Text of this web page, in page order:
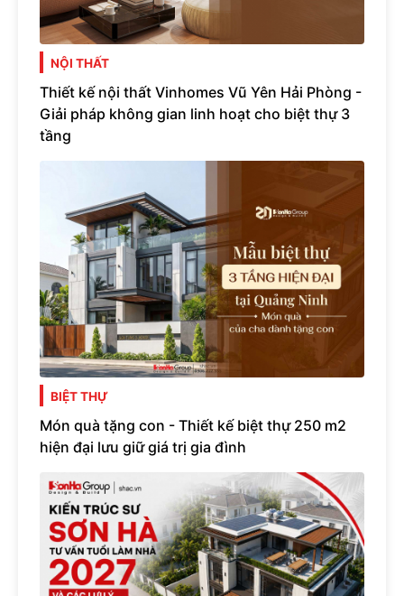
NỘI THẤT
Thiết kế nội thất Vinhomes Vũ Yên Hải Phòng -
Giải pháp không gian linh hoạt cho biệt thự 3
tầng
BIỆT THỰ
Món quà tặng con - Thiết kế biệt thự 250 m2
hiện đại lưu giữ giá trị gia đình